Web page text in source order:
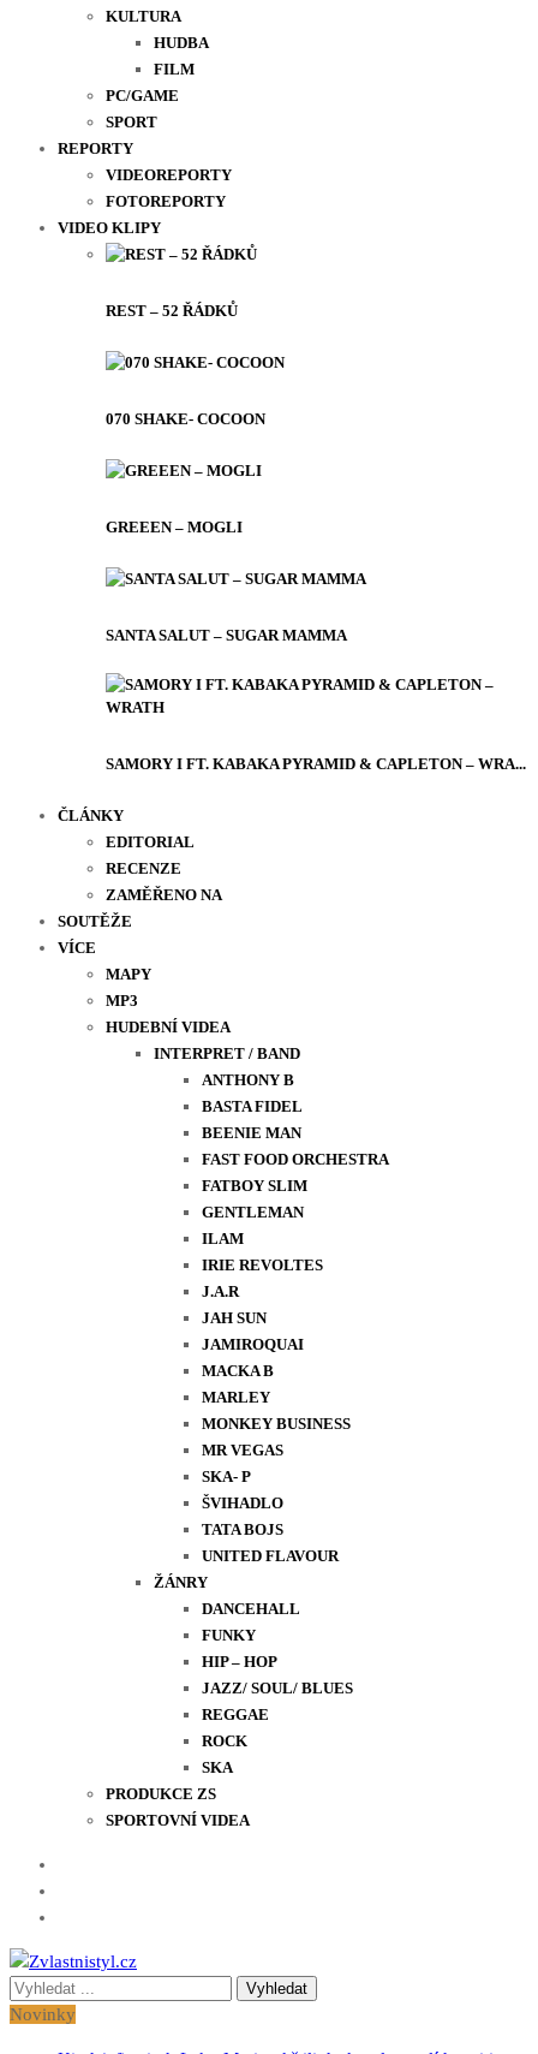
KULTURA
HUDBA
FILM
PC/GAME
SPORT
REPORTY
VIDEOREPORTY
FOTOREPORTY
VIDEO KLIPY
REST – 52 ŘÁDKŮ
070 SHAKE- COCOON
GREEEN – MOGLI
SANTA SALUT – SUGAR MAMMA
SAMORY I FT. KABAKA PYRAMID & CAPLETON – WRA...
ČLÁNKY
EDITORIAL
RECENZE
ZAMĚŘENO NA
SOUTĚŽE
VÍCE
MAPY
MP3
HUDEBNÍ VIDEA
INTERPRET / BAND
ANTHONY B
BASTA FIDEL
BEENIE MAN
FAST FOOD ORCHESTRA
FATBOY SLIM
GENTLEMAN
ILAM
IRIE REVOLTES
J.A.R
JAH SUN
JAMIROQUAI
MACKA B
MARLEY
MONKEY BUSINESS
MR VEGAS
SKA- P
ŠVIHADLO
TATA BOJS
UNITED FLAVOUR
ŽÁNRY
DANCEHALL
FUNKY
HIP – HOP
JAZZ/ SOUL/ BLUES
REGGAE
ROCK
SKA
PRODUKCE ZS
SPORTOVNÍ VIDEA
Zvlastnistyl.cz
Pramen kultury, zábavy a životního stylu
Vyhledávání
pro:
Novinky